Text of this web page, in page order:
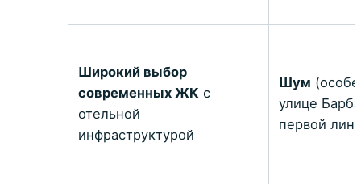
Широкий выбор
современных ЖК с
отельной
инфраструктурой
Шум
улице
первой